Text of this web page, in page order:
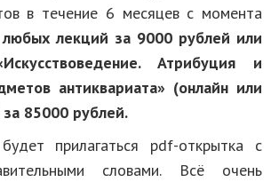
в течение 6 месяцев с момента
лекций за 9000 рублей или
Атрибуция и
антиквариата» (онлайн или
85000 рублей.
прилагаться pdf-открытка с
словами. Всё очень